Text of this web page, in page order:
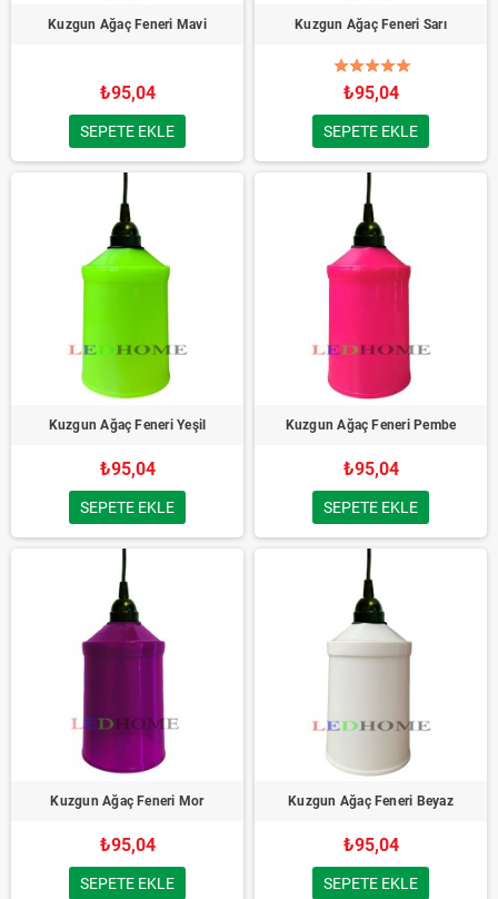
Kuzgun Ağaç Feneri Mavi
₺95,04
SEPETE EKLE
Kuzgun Ağaç Feneri Sarı
₺95,04
SEPETE EKLE
Kuzgun Ağaç Feneri Yeşil
₺95,04
SEPETE EKLE
Kuzgun Ağaç Feneri Pembe
₺95,04
SEPETE EKLE
Kuzgun Ağaç Feneri Mor
₺95,04
SEPETE EKLE
Kuzgun Ağaç Feneri Beyaz
₺95,04
SEPETE EKLE